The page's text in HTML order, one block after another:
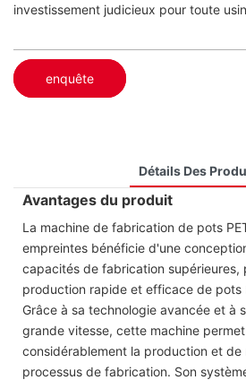
investissement judicieux pour toute
enquête
Détails Des
Avantages du produit
La machine de fabrication de pots
empreintes bénéficie d'une
capacités de fabrication supérieures,
production rapide et efficace de pots
Grâce à sa technologie avancée et à
grande vitesse, cette machine
considérablement la production et de
processus de fabrication. Son